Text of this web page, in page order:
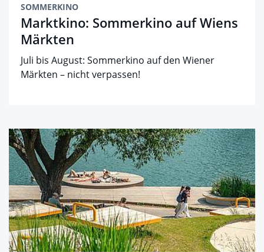
SOMMERKINO
Marktkino: Sommerkino auf Wiens
Märkten
Juli bis August: Sommerkino auf den Wiener
Märkten – nicht verpassen!